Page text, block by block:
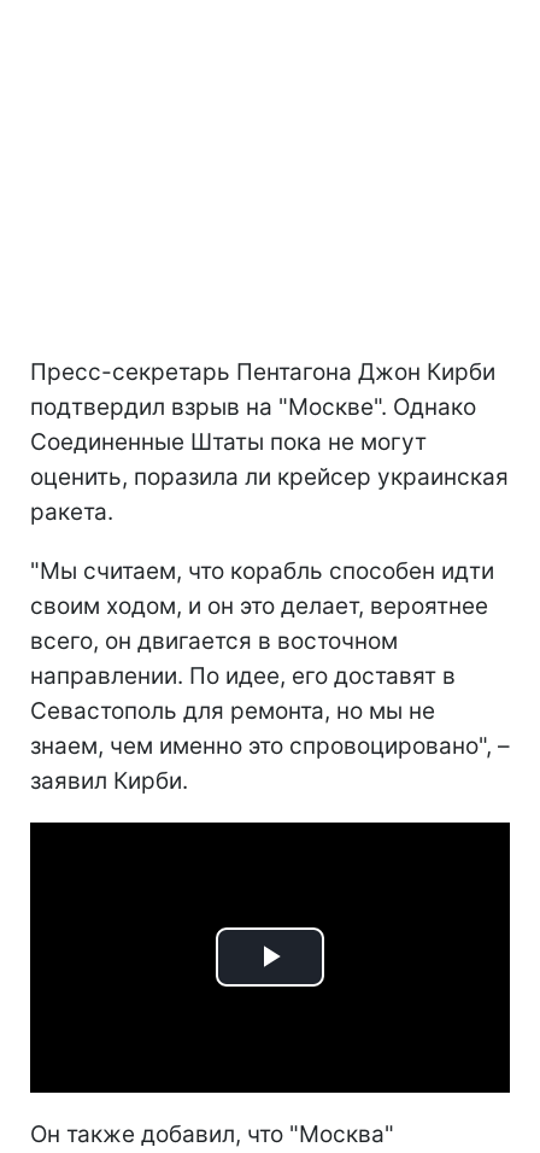
Пресс-секретарь Пентагона Джон Кирби
подтвердил взрыв на "Москве". Однако
Соединенные Штаты пока не могут
оценить, поразила ли крейсер украинская
ракета.
"Мы считаем, что корабль способен идти
своим ходом, и он это делает, вероятнее
всего, он двигается в восточном
направлении. По идее, его доставят в
Севастополь для ремонта, но мы не
знаем, чем именно это спровоцировано", –
заявил Кирби.
Play
Он также добавил, что "Москва"